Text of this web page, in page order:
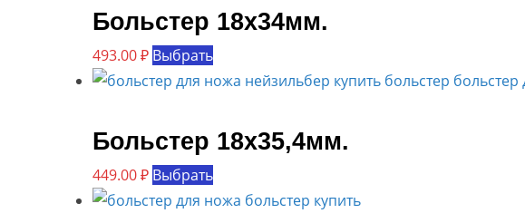
несколько
вариаций.
Опции
можно
на
странице
товара.
Больстер 18х34мм.
493.00₽ ВыбратьЭтот
товар
несколько
вариаций.
Опции
можно
Больстер 18х35,4мм.
449.00₽ ВыбратьЭтот
товар